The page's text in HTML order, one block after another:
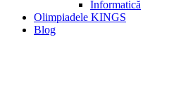
Informatică
Olimpiadele KINGS
Blog